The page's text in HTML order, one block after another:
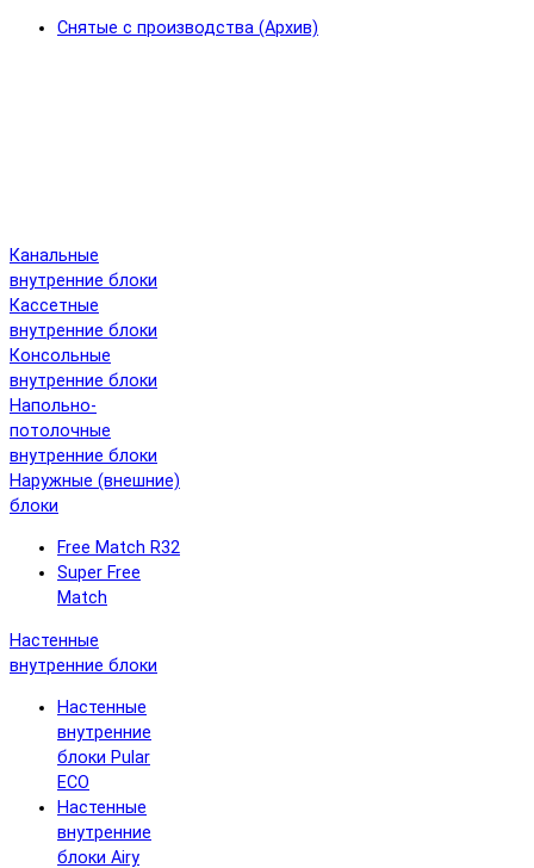
Снятые с производства (Архив)
Канальные
внутренние блоки
Кассетные
внутренние блоки
Консольные
внутренние блоки
Напольно-
потолочные
внутренние блоки
Наружные (внешние)
блоки
Free Match R32
Super Free
Match
Настенные
внутренние блоки
Настенные
внутренние
блоки Pular
ECO
Настенные
внутренние
блоки Airy